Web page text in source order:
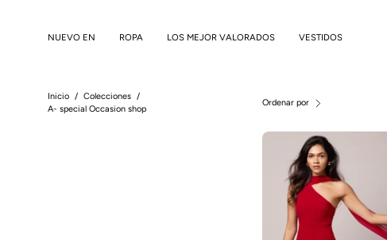
NUEVO EN ROPA LOS MEJOR VALORADOS VESTIDOS
Inicio / Colecciones /
A- special Occasion shop
Ordenar por